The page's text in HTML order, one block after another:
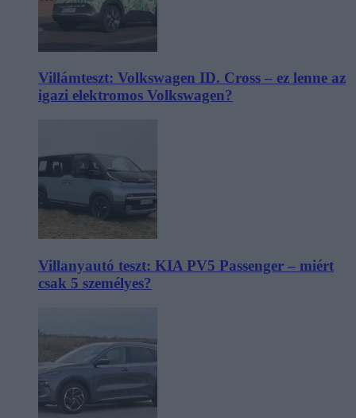
Villámteszt: Volkswagen ID. Cross – ez lenne az
igazi elektromos Volkswagen?
Villanyautó teszt: KIA PV5 Passenger – miért
csak 5 személyes?